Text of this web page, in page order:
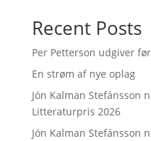
Recent Posts
Per Petterson udgiver
En strøm af nye oplag
Jón Kalman Stefánsson
Litteraturpris 2026
Jón Kalman Stefánsson